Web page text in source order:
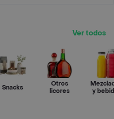
Ver todos
Snacks
Otros
licores
y